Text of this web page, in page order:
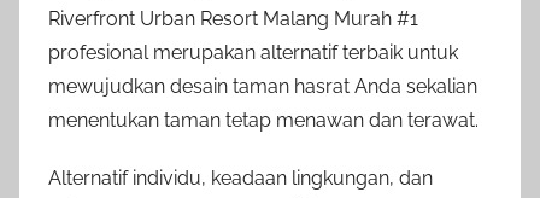
Riverfront Urban Resort Malang Murah #1
profesional merupakan alternatif terbaik untuk
mewujudkan desain taman hasrat Anda sekalian
menentukan taman tetap menawan dan terawat.
Alternatif individu, keadaan lingkungan, dan